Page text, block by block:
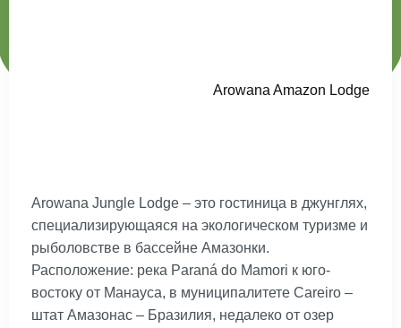
Arowana Amazon Lodge
Arowana Jungle Lodge – это гостиница в джунглях,
специализирующаяся на экологическом туризме и
рыболовстве в бассейне Амазонки.
Расположение: река Paraná do Mamori к юго-
востоку от Манауса, в муниципалитете Careiro –
штат Амазонас – Бразилия, недалеко от озер